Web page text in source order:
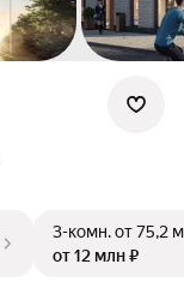
3-комн.от 75,2
от 12 млн ₽